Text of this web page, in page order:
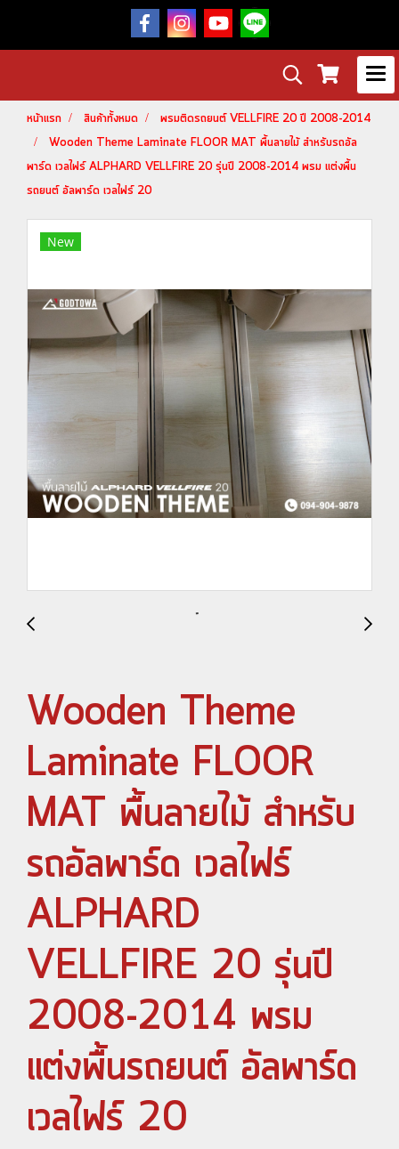
หน้าแรก สินค้าทั้งหมด
พรมติดรถยนต์ VELLFIRE 20 ปี 2008-2014
Wooden Theme Laminate FLOOR MAT พื้นลายไม้ สำหรับรถอัล
พาร์ด เวลไฟร์ ALPHARD VELLFIRE 20 รุ่นปี 2008-2014 พรม แต่งพื้น
รถยนต์ อัลพาร์ด เวลไฟร์ 20
New
Wooden Theme
Laminate FLOOR
MAT พื้นลายไม้ สำหรับ
รถอัลพาร์ด เวลไฟร์
ALPHARD
VELLFIRE 20 รุ่นปี
2008-2014 พรม
แต่งพื้นรถยนต์ อัลพาร์ด
เวลไฟร์ 20